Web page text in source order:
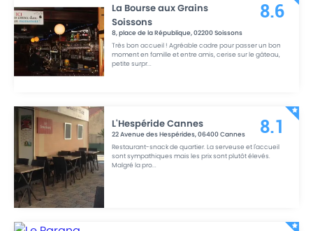
La Bourse aux Grains
Soissons
8, place de la République,02200Soissons
Très bon accueil ! Agréable cadre pour passer un bon
moment en famille et entre amis, cerise sur le gâteau,
petite surpr...
8.6
L'Hespéride Cannes
22 Avenue des Hespérides,06400Cannes
Restaurant-snack de quartier. La serveuse et l'accueil
sont sympathiques mais les prix sont plutôt élevés.
Malgré la pro...
8.1